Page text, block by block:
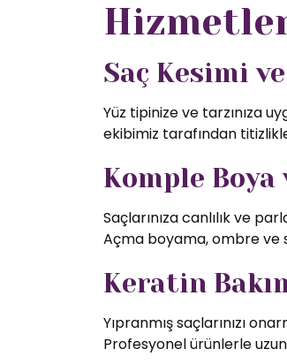
Saç Kesimi
Yüz tipinize ve tarzınıza
ekibimiz tarafından
Komple
Saçlarınıza canlılık ve
Açma boyama, ombre ve
Keratin
Yıpranmış saçlarınızı
Profesyonel ürünlerle